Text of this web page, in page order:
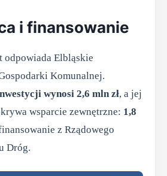
i finansowanie
odpowiada Elbląskie
Komunalnej.
wynosi 2,6 mln zł, a jej
wsparcie zewnętrzne: 1,8
z Rządowego
Dróg.